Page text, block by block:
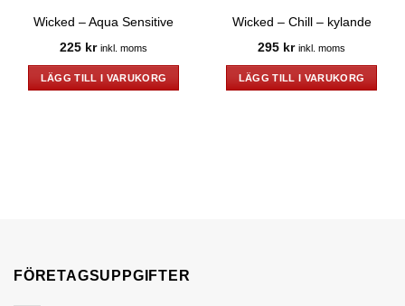
Wicked – Aqua Sensitive
225 kr inkl. moms
LÄGG TILL I VARUKORG
Wicked – Chill – kylande
295 kr inkl. moms
LÄGG TILL I VARUKORG
FÖRETAGSUPPGIFTER